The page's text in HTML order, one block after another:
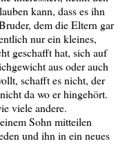
kann, dass es ihn
dem die Eltern gar
nur ein kleines,
geschafft hat, sich auf
aus oder auch
schafft es nicht, der
da wo er hingehört.
viele andere.
Sohn mitteilen
und ihn in ein neues